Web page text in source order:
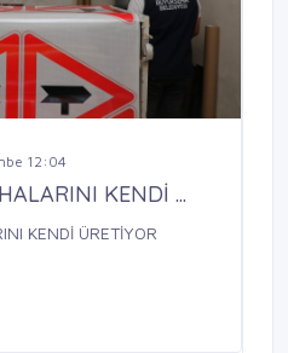
12:04
KENDİ ...
KENDİ ÜRETİYOR